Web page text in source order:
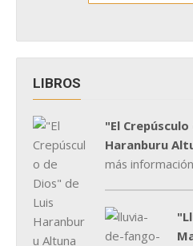
LIBROS
"El
Haranburu
más